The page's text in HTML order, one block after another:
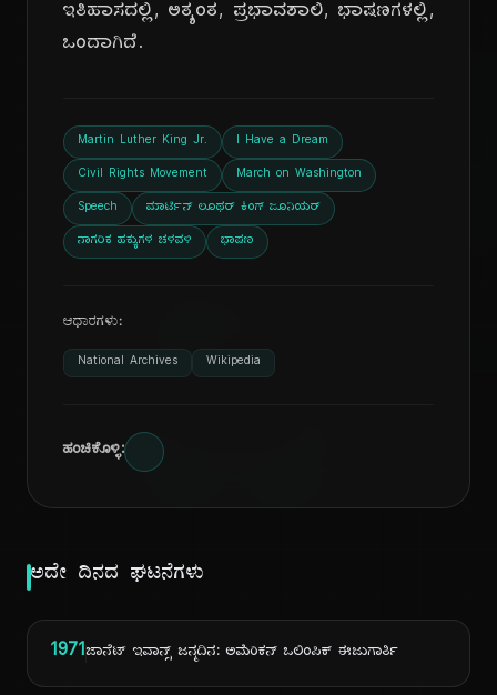
ದಿ
ಇತಿಹಾಸದಲ್ಲಿ, ಅತ್ಯಂತ, ಪ್ರಭಾವಶಾಲಿ, ಭಾಷಣಗಳಲ್ಲಿ,
ಒಂದಾಗಿದೆ.
Martin Luther King Jr. I Have a Dream
Civil Rights Movement March on Washington
Speech ಮಾರ್ಟಿನ್ ಲೂಥರ್ ಕಿಂಗ್ ಜೂನಿಯರ್
ನಾಗರಿಕ ಹಕ್ಕುಗಳ ಚಳವಳಿ ಭಾಷಣ
ಆಧಾರಗಳು:
National Archives Wikipedia
ಹಂಚಿಕೊಳ್ಳಿ:
ಅದೇ ದಿನದ ಘಟನೆಗಳು
1971ಜಾನೆಟ್ ಇವಾನ್ಸ್ ಜನ್ಮದಿನ: ಅಮೆರಿಕನ್ ಒಲಿಂಪಿಕ್ ಈಜುಗಾರ್ತಿ